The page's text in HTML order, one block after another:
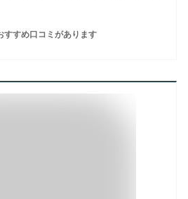
すすめ口コミがあります